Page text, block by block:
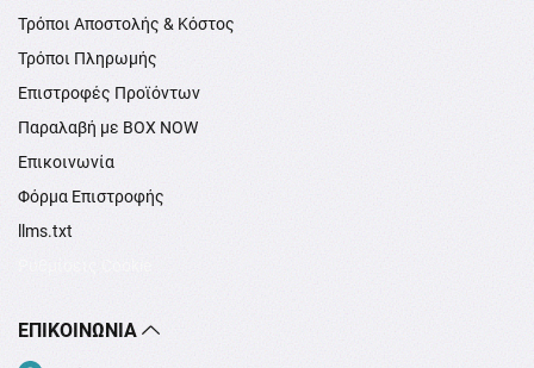
Τρόποι Αποστολής & Κόστος
Τρόποι Πληρωμής
Επιστροφές Προϊόντων
Παραλαβή με BOX NOW
Επικοινωνία
Φόρμα Επιστροφής
llms.txt
ΕΠΙΚΟΙΝΩΝΊΑ